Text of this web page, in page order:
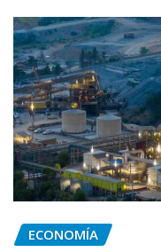
ECONOMÍA